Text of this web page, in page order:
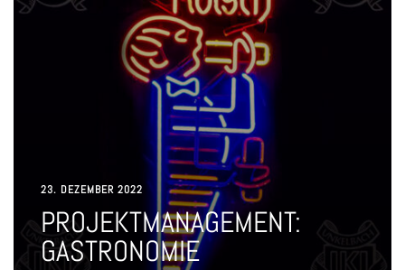
23. DEZEMBER 2022
PROJEKTMANAGEMENT:
GASTRONOMIE